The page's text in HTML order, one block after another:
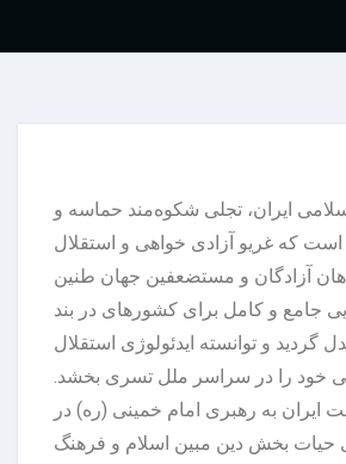
ایران، تجلی شکوه‌مند حماسه و
که غریو آزادی خواهی و استقلال
آزادگان و مستضعفین جهان طنین‌
جامع و کامل برای کشورهای در بند
گردید و توانسته ایدئولوژی استقلال
خود را در سراسر ملل تسری بخشد.
ایران به رهبری امام خمینی (ره) در
حیات بخش دین مبین اسلام و فرهنگ